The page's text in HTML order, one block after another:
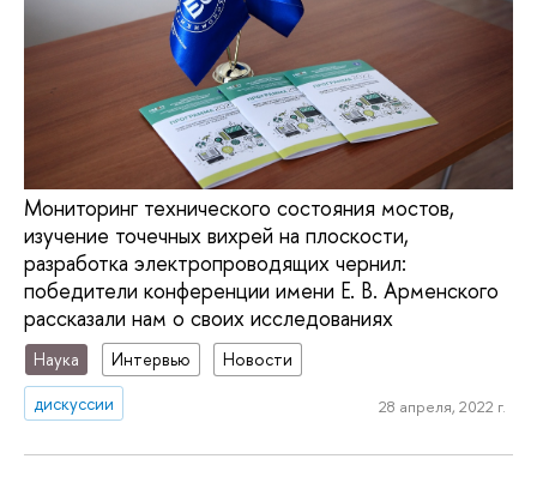
Мониторинг технического состояния мостов,
изучение точечных вихрей на плоскости,
разработка электропроводящих чернил:
победители конференции имени Е. В. Арменского
рассказали нам о своих исследованиях
Наука Интервью
Новости
дискуссии
28 апреля, 2022 г.